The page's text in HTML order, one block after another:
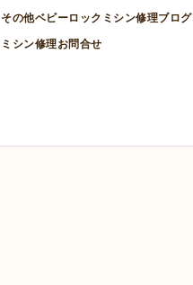
その他ベビーロックミシン修理ブログ
ミシン修理お問合せ